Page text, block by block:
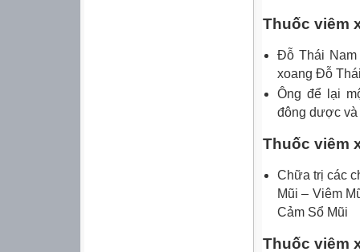
Thuốc viêm
Đỗ Thái
xoang Đỗ
Ông để lại
đông dược và
Thuốc viêm
Chữa trị các
Mũi – Viêm
Cảm Sổ Mũi
Thuốc viêm